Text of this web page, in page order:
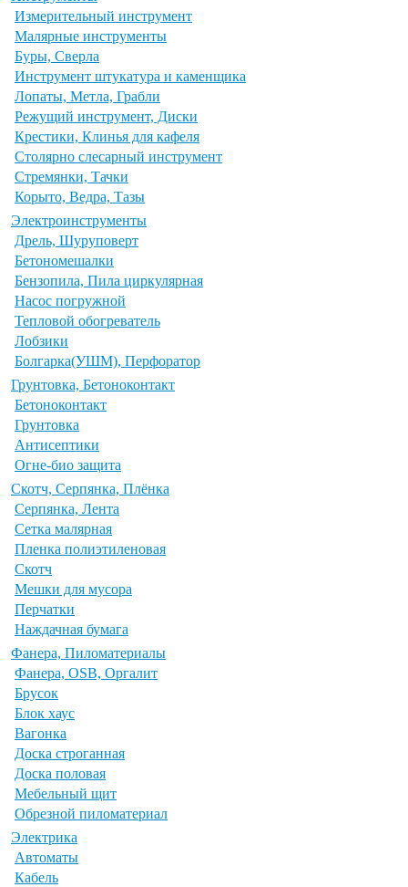
Измерительный инструмент
Малярные инструменты
Буры, Сверла
Инструмент штукатура и каменщика
Лопаты, Метла, Грабли
Режущий инструмент, Диски
Крестики, Клинья для кафеля
Столярно слесарный инструмент
Стремянки, Тачки
Корыто, Ведра, Тазы
Электроинструменты
Дрель, Шуруповерт
Бетономешалки
Бензопила, Пила циркулярная
Насос погружной
Тепловой обогреватель
Лобзики
Болгарка(УШМ), Перфоратор
Грунтовка, Бетоноконтакт
Бетоноконтакт
Грунтовка
Антисептики
Огне-био защита
Скотч, Серпянка, Плёнка
Серпянка, Лента
Сетка малярная
Пленка полиэтиленовая
Скотч
Мешки для мусора
Перчатки
Наждачная бумага
Фанера, Пиломатериалы
Фанера, OSB, Оргалит
Брусок
Блок хаус
Вагонка
Доска строганная
Доска половая
Мебельный щит
Обрезной пиломатериал
Электрика
Автоматы
Кабель